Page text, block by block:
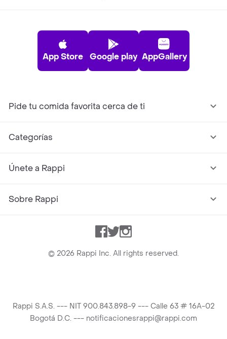
App Store Google play AppGallery
Pide tu comida favorita cerca de ti
Categorías
Únete a Rappi
Sobre Rappi
Facebook
TwitterInstagram
© 2026 Rappi Inc. All rights reserved.
Rappi S.A.S. --- NIT 900.843.898-9 --- Calle 63 # 16A-02
Bogotá D.C. --- notificacionesrappi@rappi.com